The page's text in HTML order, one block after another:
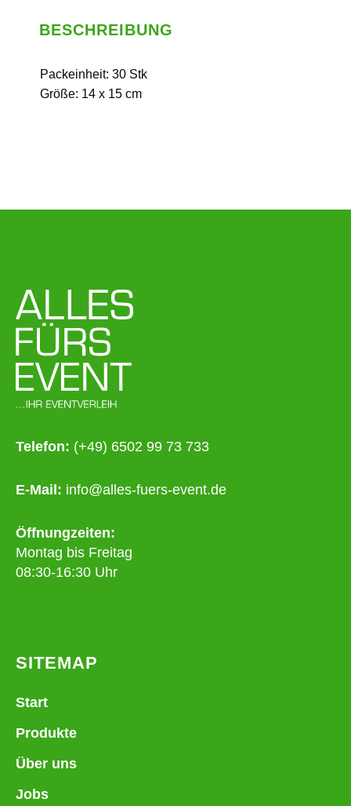
BESCHREIBUNG
Packeinheit: 30 Stk
Größe: 14 x 15 cm
Telefon: (+49) 6502 99 73 733
E-Mail: info@alles-fuers-event.de
Öffnungzeiten:
Montag bis Freitag
08:30-16:30 Uhr
SITEMAP
Start
Produkte
Über uns
Jobs